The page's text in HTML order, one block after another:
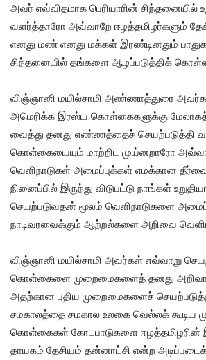
அவர் எவ்விதமாக பெரியாரின் சிந்தனையில்
வளர்த்தாரோ அவ்வாறே ஈழத்தமிழர்களும்
எனது மண் எனது மக்கள் இரண்டினதும்
சிந்தனையில் தங்களை ஆழப்படுத்திக்
விஞ்ஞானி மயில்சாமி அண்ணாத்துரை
அமெரிக்க இரஸ்ய கொள்கைகளுக்கு
வைத்து தனது எண்ணத்தைச் செயற்படுத்தி
கொள்கையையும் மாற்றிட முய்னறாரோ
வெளிநாடுகள் அமைப்புக்கள் எமக்கான
நினைப்பில் இருந்து விடுபட்டு நாங்கள்
செயற்படுவதன் மூலம் வெளிநாடுகளை
நாடிவரவைக்கும் ஆற்றல்களை அறிவை
விஞ்ஞானி மயில்சாமி அவர்கள் எவ்வாறு
கொள்கைளை முறைமைகளைத் தனது
அதற்கான புதிய முறைமைகளைச்
சமகாலத்தை சமகால உலகை வெல்லக் கூடிய
கொள்கைகள் கோடபாடுகளை ஈழத்தமிழரின்
தாயகம் தேசியம் தன்னாட்சி என்ற